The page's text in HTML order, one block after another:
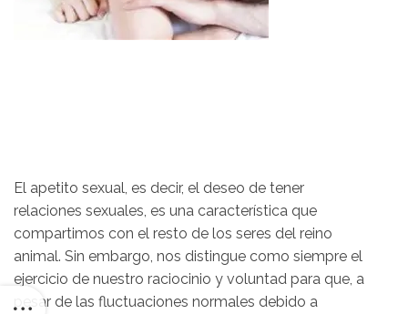
El apetito sexual, es decir, el deseo de tener
relaciones sexuales, es una característica que
compartimos con el resto de los seres del reino
animal. Sin embargo, nos distingue como siempre el
ejercicio de nuestro raciocinio y voluntad para que, a
pesar de las fluctuaciones normales debido a